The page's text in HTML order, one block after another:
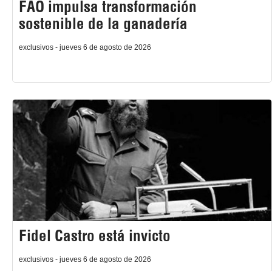
FAO impulsa transformación
sostenible de la ganadería
exclusivos - jueves 6 de agosto de 2026
Fidel Castro está invicto
exclusivos - jueves 6 de agosto de 2026